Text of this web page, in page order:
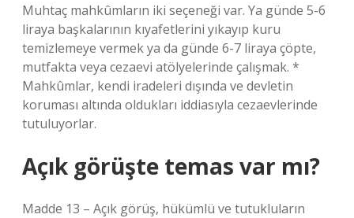
Muhtaç mahkûmların iki seçeneği var. Ya günde 5-6
liraya başkalarının kıyafetlerini yıkayıp kuru
temizlemeye vermek ya da günde 6-7 liraya çöpte,
mutfakta veya cezaevi atölyelerinde çalışmak. *
Mahkûmlar, kendi iradeleri dışında ve devletin
koruması altında oldukları iddiasıyla cezaevlerinde
tutuluyorlar.
Açık görüşte temas var mı?
Madde 13 – Açık görüş, hükümlü ve tutukluların